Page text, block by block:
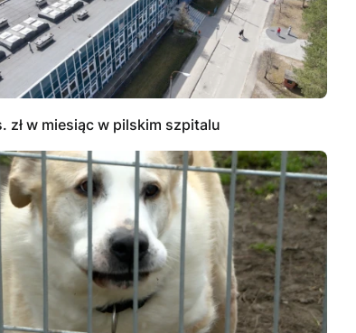
zł w miesiąc w pilskim szpitalu